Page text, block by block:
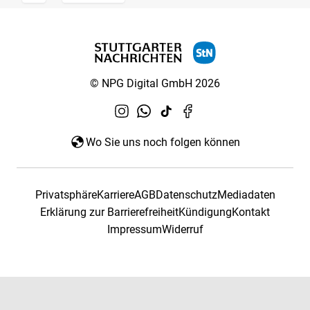
© NPG Digital GmbH 2026
Wo Sie uns noch folgen können
PrivatsphäreKarriereAGBDatenschutzMediadaten
Erklärung zur BarrierefreiheitKündigungKontakt
ImpressumWiderruf